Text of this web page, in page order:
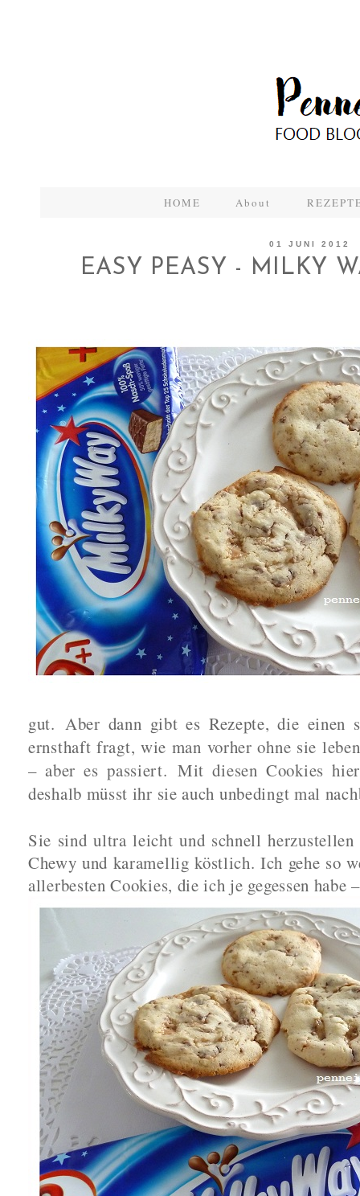
HOME About
01 JUNI 2012
EASY PEASY - MILKY
gut. Aber dann gibt es Rezepte, die einen
ernsthaft fragt, wie man vorher ohne sie
– aber es passiert. Mit diesen Cookies
deshalb müsst ihr sie auch unbedingt mal
Sie sind ultra leicht und schnell
Chewy und karamellig köstlich. Ich gehe so
allerbesten Cookies, die ich je gegessen habe